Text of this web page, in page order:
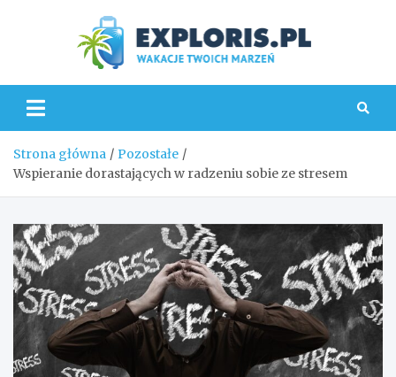
Strona główna
Pozostałe
Wspieranie dorastających w radzeniu sobie ze stresem